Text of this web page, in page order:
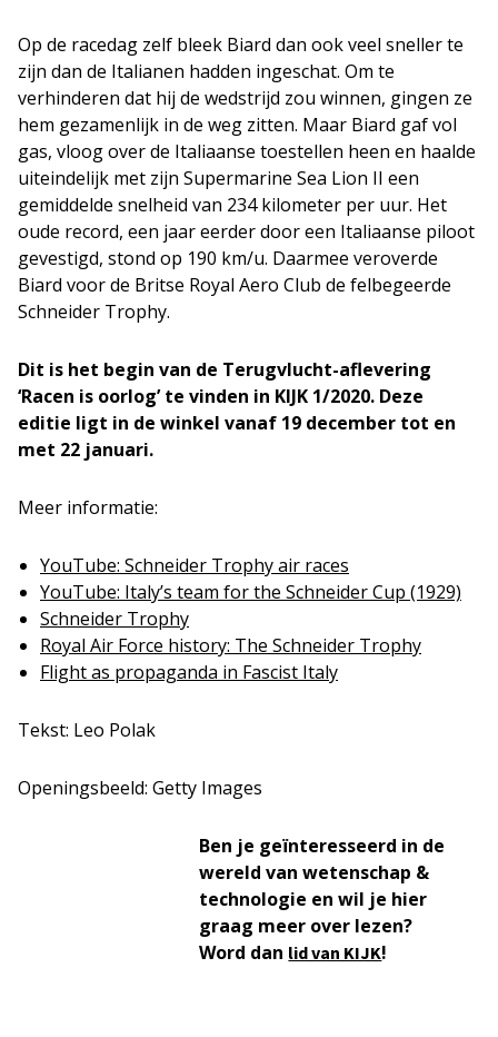
Op de racedag zelf bleek Biard dan ook veel sneller te
zijn dan de Italianen hadden ingeschat. Om te
verhinderen dat hij de wedstrijd zou winnen, gingen ze
hem gezamenlijk in de weg zitten. Maar Biard gaf vol
gas, vloog over de Italiaanse toestellen heen en haalde
uiteindelijk met zijn Supermarine Sea Lion II een
gemiddelde snelheid van 234 kilometer per uur. Het
oude record, een jaar eerder door een Italiaanse piloot
gevestigd, stond op 190 km/u. Daarmee veroverde
Biard voor de Britse Royal Aero Club de felbegeerde
Schneider Trophy.
Dit is het begin van de Terugvlucht-aflevering
‘Racen is oorlog’ te vinden in KIJK 1/2020. Deze
editie ligt in de winkel vanaf 19 december tot en
met 22 januari.
Meer informatie:
YouTube: Schneider Trophy air races
YouTube: Italy’s team for the Schneider Cup (1929)
Schneider Trophy
Royal Air Force history: The Schneider Trophy
Flight as propaganda in Fascist Italy
Tekst: Leo Polak
Openingsbeeld: Getty Images
Ben je geïnteresseerd in de
wereld van wetenschap &
technologie en wil je hier
graag meer over lezen?
Word dan lid van KIJK!